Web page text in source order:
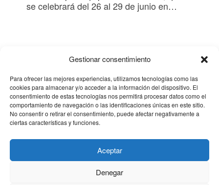
Gestionar consentimiento
Para ofrecer las mejores experiencias, utilizamos tecnologías como las
cookies para almacenar y/o acceder a la información del dispositivo. El
consentimiento de estas tecnologías nos permitirá procesar datos como el
comportamiento de navegación o las identificaciones únicas en este sitio.
No consentir o retirar el consentimiento, puede afectar negativamente a
ciertas características y funciones.
Aceptar
Denegar
se celebrará del 26 al 29 de junio en…
Certificados Clínica CEMTRO
CLÍNICA CEMTRO